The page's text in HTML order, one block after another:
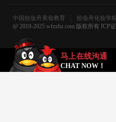
中国拾妆舟美妆教育 拾妆舟化妆学
@ 2019-2025 wfzxhz.com 版权所有 ICP
马上在线沟通
CHAT NOW！